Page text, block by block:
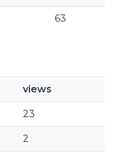
63
views
23
2